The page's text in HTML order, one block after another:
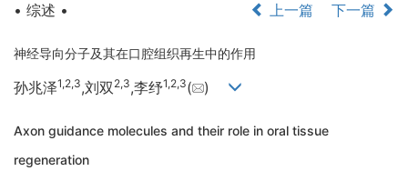
• 综述 •
上一篇 下一篇
神经导向分子及其在口腔组织再生中的作用
孙兆泽1,2,3,刘双 2,3,李纾1,2,3( )
Axon guidance molecules and their role in oral tissue
regeneration